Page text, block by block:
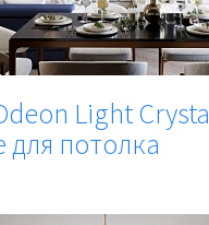
Light
потолка